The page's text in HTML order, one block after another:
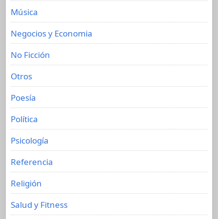
Música
Negocios y Economia
No Ficción
Otros
Poesía
Política
Psicología
Referencia
Religión
Salud y Fitness